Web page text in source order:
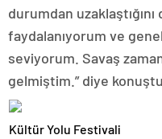
durumdan
faydalanıyorum ve
seviyorum. Savaş
gelmiştim.” diye konuştu.
Kültür Yolu Festivali